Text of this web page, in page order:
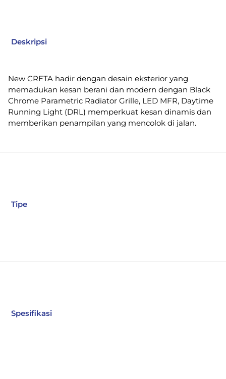
Deskripsi
New CRETA hadir dengan desain eksterior yang
memadukan kesan berani dan modern dengan Black
Chrome Parametric Radiator Grille, LED MFR, Daytime
Running Light (DRL) memperkuat kesan dinamis dan
memberikan penampilan yang mencolok di jalan.
Tipe
Spesifikasi